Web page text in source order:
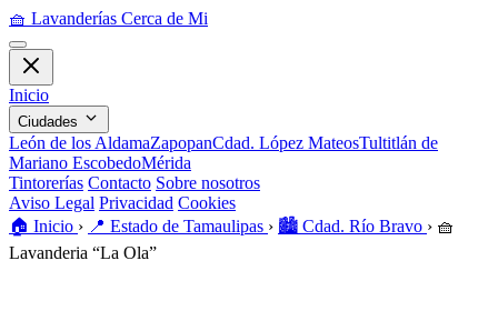
🧺 Lavanderías Cerca de Mi
Inicio
Ciudades
León de los AldamaZapopanCdad. López MateosTultitlán de
Mariano EscobedoMérida
Tintorerías Contacto Sobre nosotros
Aviso Legal Privacidad Cookies
🏠️ Inicio › 📍 Estado de Tamaulipas › 🏙️ Cdad. Río Bravo › 🧺
Lavanderia “La Ola”